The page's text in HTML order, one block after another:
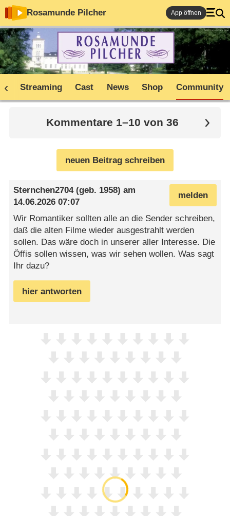
Rosamunde Pilcher App öffnen
Streaming Cast News Shop Community
Kommentare 1–10 von 36
neuen Beitrag schreiben
melden
Sternchen2704(geb. 1958) am
14.06.2026 07:07
Wir Romantiker sollten alle an die Sender schreiben,
daß die alten Filme wieder ausgestrahlt werden
sollen. Das wäre doch in unserer aller Interesse. Die
Öffis sollen wissen, was wir sehen wollen. Was sagt
Ihr dazu?
hier antworten